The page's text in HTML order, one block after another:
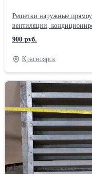
Решетки наружные
вентиляции,
притока и выброса
прямоугольную основу с
декоративными фланцами.
900 руб.
Красноярск